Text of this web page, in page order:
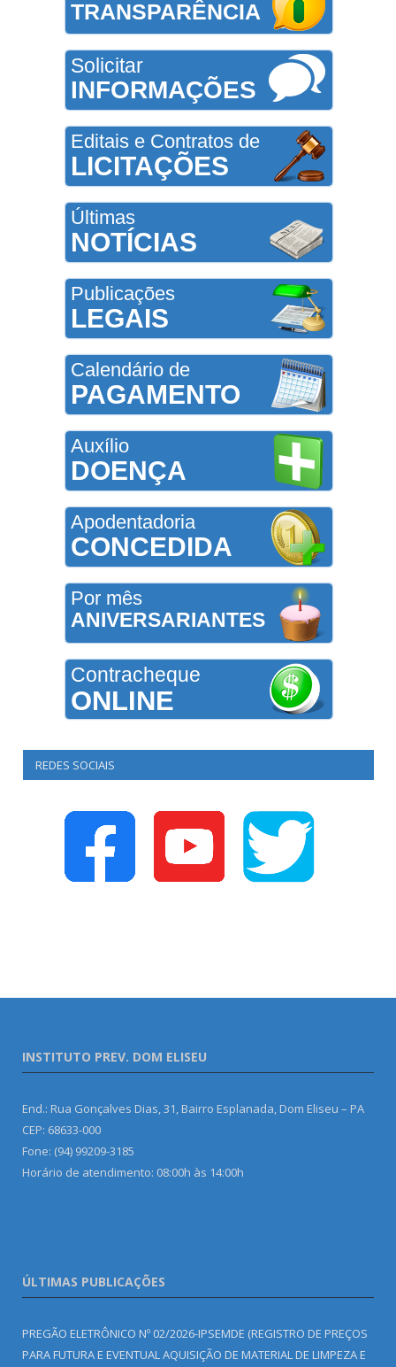
TRANSPARÊNCIA
Solicitar
INFORMAÇÕES
Editais e Contratos de
LICITAÇÕES
Últimas
NOTÍCIAS
Publicações
LEGAIS
Calendário de
PAGAMENTO
Auxílio
DOENÇA
Apodentadoria
CONCEDIDA
Por mês
ANIVERSARIANTES
Contracheque
ONLINE
REDES SOCIAIS
INSTITUTO PREV. DOM ELISEU
End.: Rua Gonçalves Dias, 31, Bairro Esplanada, Dom Eliseu – PA
CEP: 68633-000
Fone: (94) 99209-3185
Horário de atendimento: 08:00h às 14:00h
ÚLTIMAS PUBLICAÇÕES
PREGÃO ELETRÔNICO Nº 02/2026-IPSEMDE (REGISTRO DE PREÇOS
PARA FUTURA E EVENTUAL AQUISIÇÃO DE MATERIAL DE LIMPEZA E